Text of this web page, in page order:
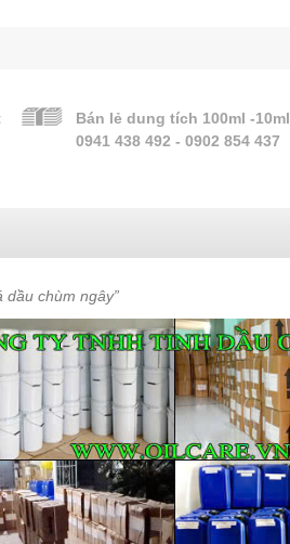
Bán lẻ dung tích 100ml -10ml
0941 438 492 - 0902 854 437
dầu chùm ngây”